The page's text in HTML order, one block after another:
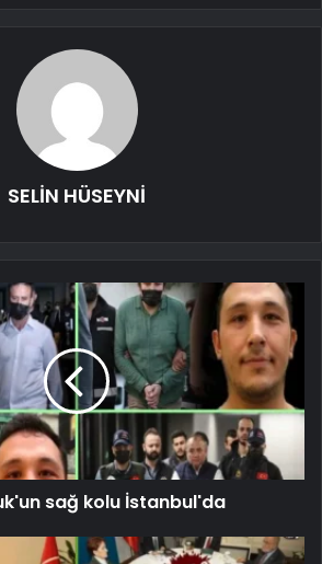
SELİN HÜSEYNİ
sağ kolu İstanbul'da